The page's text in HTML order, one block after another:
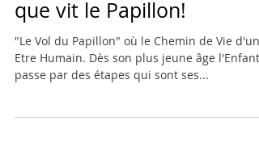
Transformation que celle
que vit le Papillon!
"Le Vol du Papillon" où le Chemin de Vie d'un